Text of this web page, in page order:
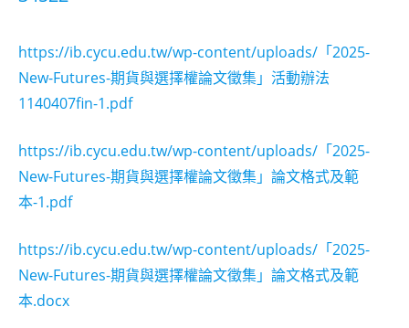
https://ib.cycu.edu.tw/wp-content/uploads/「2025-
New-Futures-期貨與選擇權論文徵集」活動辦法
1140407fin-1.pdf
https://ib.cycu.edu.tw/wp-content/uploads/「2025-
New-Futures-期貨與選擇權論文徵集」論文格式及範
本-1.pdf
https://ib.cycu.edu.tw/wp-content/uploads/「2025-
New-Futures-期貨與選擇權論文徵集」論文格式及範
本.docx